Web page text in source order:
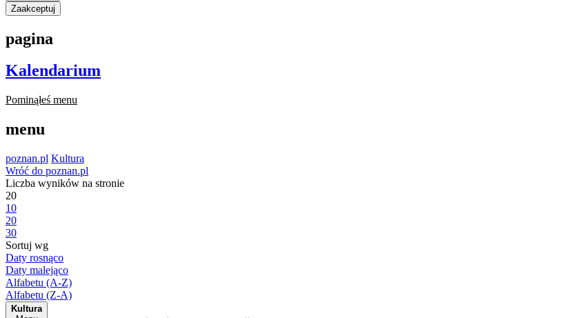
Zaakceptuj
pagina
Kalendarium
Pominąłeś menu
menu
poznan.pl Kultura
Wróć do poznan.pl
Liczba wyników na stronie
20
10
20
30
Sortuj wg
Daty rosnąco
Daty malejąco
Alfabetu (A-Z)
Alfabetu (Z-A)
Kultura